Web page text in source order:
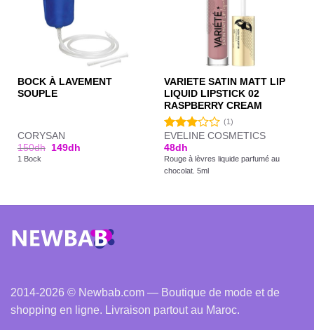
BOCK À LAVEMENT
SOUPLE
CORYSAN
150dh 149dh
1 Bock
VARIETE SATIN MATT LIP
LIQUID LIPSTICK 02
RASPBERRY CREAM
Note
3.00
sur 5
(1)
EVELINE COSMETICS
48dh
Rouge à lèvres liquide parfumé au
chocolat. 5ml
2014-2026 © Newbab.com — Boutique de mode et de
shopping en ligne. Livraison partout au Maroc.